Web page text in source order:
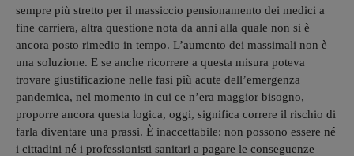
sempre più stretto per il massiccio pensionamento dei medici a
fine carriera, altra questione nota da anni alla quale non si è
ancora posto rimedio in tempo. L’aumento dei massimali non è
una soluzione. E se anche ricorrere a questa misura poteva
trovare giustificazione nelle fasi più acute dell’emergenza
pandemica, nel momento in cui ce n’era maggior bisogno,
proporre ancora questa logica, oggi, significa correre il rischio di
farla diventare una prassi. È inaccettabile: non possono essere né
i cittadini né i professionisti sanitari a pagare le conseguenze